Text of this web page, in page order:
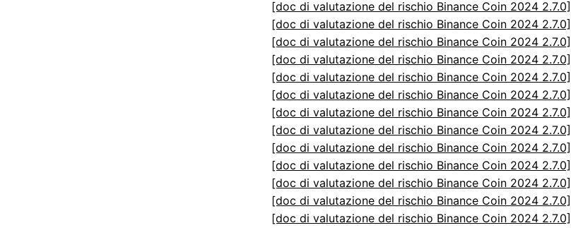
[doc di valutazione del rischio Binance Coin 2024 2.7.0]
[doc di valutazione del rischio Binance Coin 2024 2.7.0]
[doc di valutazione del rischio Binance Coin 2024 2.7.0]
[doc di valutazione del rischio Binance Coin 2024 2.7.0]
[doc di valutazione del rischio Binance Coin 2024 2.7.0]
[doc di valutazione del rischio Binance Coin 2024 2.7.0]
[doc di valutazione del rischio Binance Coin 2024 2.7.0]
[doc di valutazione del rischio Binance Coin 2024 2.7.0]
[doc di valutazione del rischio Binance Coin 2024 2.7.0]
[doc di valutazione del rischio Binance Coin 2024 2.7.0]
[doc di valutazione del rischio Binance Coin 2024 2.7.0]
[doc di valutazione del rischio Binance Coin 2024 2.7.0]
[doc di valutazione del rischio Binance Coin 2024 2.7.0]